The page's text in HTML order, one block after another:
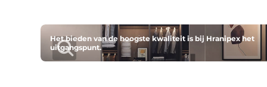
Direct contact
Evenement aanmelden
Het bieden van de hoogste kwaliteit is bij Hranipex het
uitgangspunt.